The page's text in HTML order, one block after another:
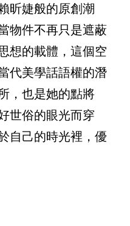
昕婕般的原創潮
物件不再只是遮蔽
想的載體，這個空
代美學話語權的潛
，也是她的點將
世俗的眼光而穿
自己的時光裡，優